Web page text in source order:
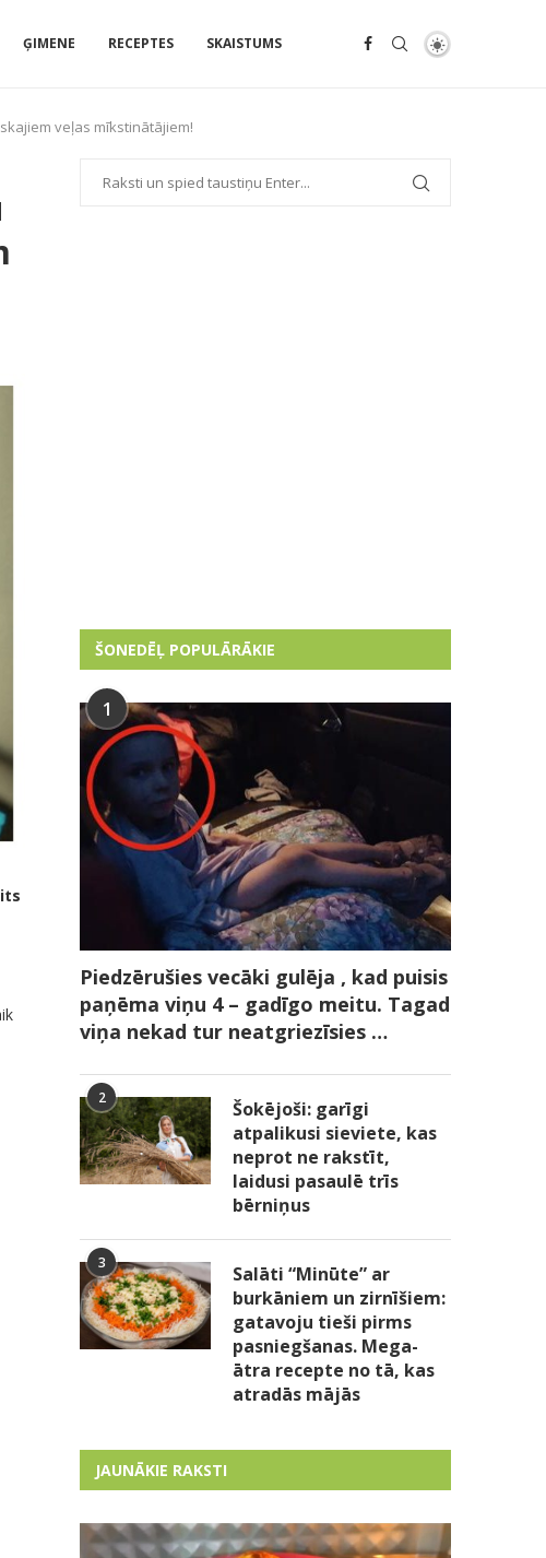
ĢIMENE RECEPTES SKAISTUMS
veļas mīkstinātājiem!
ŠONEDĒĻ POPULĀRĀKIE
1
Piedzērušies vecāki gulēja , kad puisis
paņēma viņu 4 – gadīgo meitu. Tagad
viņa nekad tur neatgriezīsies …
2
Šokējoši: garīgi
atpalikusi sieviete, kas
neprot ne rakstīt,
laidusi pasaulē trīs
bērniņus
3
Salāti “Minūte” ar
burkāniem un zirnīšiem:
gatavoju tieši pirms
pasniegšanas. Mega-
ātra recepte no tā, kas
atradās mājās
JAUNĀKIE RAKSTI